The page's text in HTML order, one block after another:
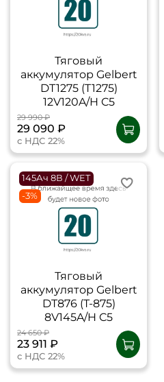
Тяговый
аккумулятор Gelbert
DT1275 (T1275)
12V120A/H C5
29 990 ₽
29 090 ₽
с НДС 22%
145Ач 8В / WET
-3%
Тяговый
аккумулятор Gelbert
DT876 (T-875)
8V145A/H C5
24 650 ₽
23 911 ₽
с НДС 22%